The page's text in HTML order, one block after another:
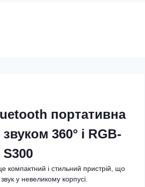
портативна
звуком 360° і RGB-
S300
компактний і стильний пристрій, що
у невеликому корпусі.